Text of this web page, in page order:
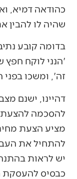
כהודאה דמיא,
שהיה לו להבין
'הנני לוקח חפץ
זה', ומשכו בפני
דהיינו, ישנם
להסכמה להצעת
מציע הצעת
להתחיל את
יש לראות
כבסיס להעסקת